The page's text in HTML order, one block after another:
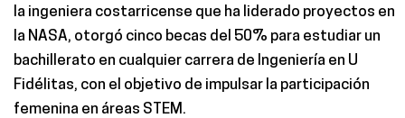
la ingeniera costarricense que ha liderado proyectos en
la NASA, otorgó cinco becas del 50% para estudiar un
bachillerato en cualquier carrera de Ingeniería en U
Fidélitas, con el objetivo de impulsar la participación
femenina en áreas STEM.